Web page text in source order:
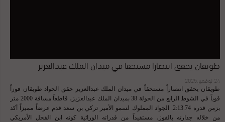
طويقان يحقق انتصاراً مستحقاً في ميدان الملك عبدالعزيز
24 نوفمبر,2025
طويقان يحقق انتصاراً مستحقاً في ميدان الملك عبدالعزيز حقق الجواد طويقان فوزاً
قوياً في الشوط الرابع من الجولة 38 بميدان الملك عبدالعزيز، قاطعاً مسافة 2000 متر
بزمن قدره 2:13.74. الجواد المملوك لسمو الأمير تركي بن سعد قدم عرضاً مميزاً أكد
من خلاله جدارته بالفوز، مستفيداً من قدراته الوراثية كونه ابن الفحل الأمريكي